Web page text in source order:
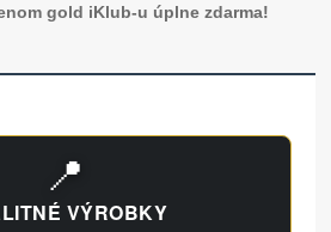
gold iKlub-u úplne zdarma!
📍
VÝROBKY